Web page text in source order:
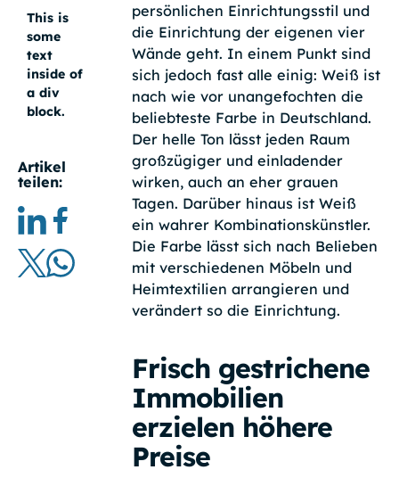
This is
some
text
inside of
a div
block.
Artikel
teilen:
persönlichen Einrichtungsstil und
die Einrichtung der eigenen vier
Wände geht. In einem Punkt sind
sich jedoch fast alle einig: Weiß ist
nach wie vor unangefochten die
beliebteste Farbe in Deutschland.
Der helle Ton lässt jeden Raum
großzügiger und einladender
wirken, auch an eher grauen
Tagen. Darüber hinaus ist Weiß
ein wahrer Kombinationskünstler.
Die Farbe lässt sich nach Belieben
mit verschiedenen Möbeln und
Heimtextilien arrangieren und
verändert so die Einrichtung.
Frisch gestrichene
Immobilien
erzielen höhere
Preise